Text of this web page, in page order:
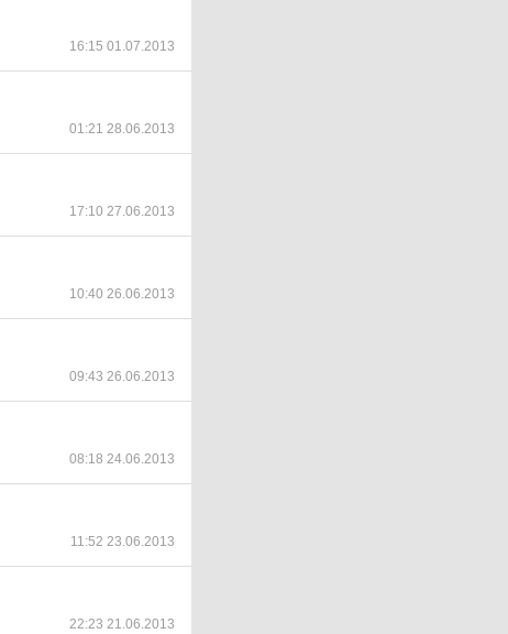
16:15 01.07.2013
01:21 28.06.2013
17:10 27.06.2013
10:40 26.06.2013
09:43 26.06.2013
08:18 24.06.2013
11:52 23.06.2013
22:23 21.06.2013